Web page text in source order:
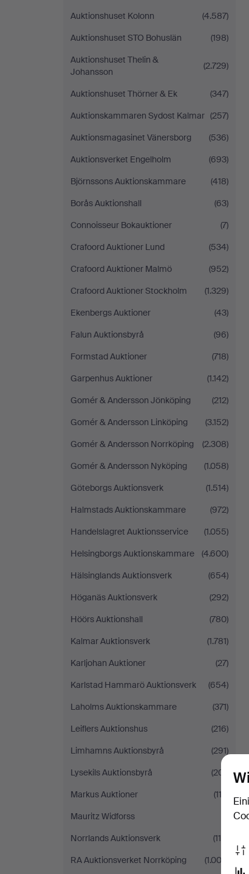
Auktionshuset Kolonn
(4.587)
Auktionshuset STO Bohuslän
(198)
Auktionshuset Thelin &
Johansson
(2.729)
Auktionshuset Thörner & Ek
(347)
Auktionskammaren Sydost Kalmar (257)
Auktionsmagasinet Vänersborg
(536)
Auktionsverket Engelholm
(693)
Björnssons Auktionskammare
(418)
Borås Auktionshall
(63)
Connoisseur Bokauktioner
(7)
Crafoord Auktioner Lund
(534)
Crafoord Auktioner Malmö
(952)
Crafoord Auktioner Stockholm
(1.329)
Ekenbergs Auktioner
(43)
Falun Auktionsbyrå
(96)
Formstad Auktioner
(718)
Garpenhus Auktioner
(1.142)
Gomér & Andersson Jönköping
(212)
Gomér & Andersson Linköping
(3.152)
Gomér & Andersson Norrköping
(2.308)
Gomér & Andersson Nyköping
(1.058)
Göteborgs Auktionsverk
(1.514)
Halmstads Auktionskammare
(972)
Handelslagret Auktionsservice
(1.055)
Helsingborgs Auktionskammare
(4.600)
Hälsinglands Auktionsverk
(654)
Höganäs Auktionsverk
(292)
Höörs Auktionshall
(780)
Kalmar Auktionsverk
(1.781)
Karljohan Auktioner
(27)
Karlstad Hammarö Auktionsverk
(654)
Laholms Auktionskammare
(371)
Leiflers Auktionshus
(216)
Limhamns Auktionsbyrå
(291)
Lysekils Auktionsbyrå
(201)
Markus Auktioner
(112)
Mauritz Widforss
Norrlands Auktionsverk
(115)
RA Auktionsverket Norrköping
(1.003)